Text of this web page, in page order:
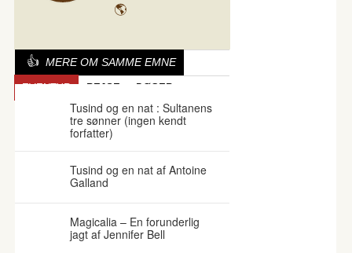
MERE OM SAMME EMNE
EVENTYR REJSE BØGER
Tusind og en nat : Sultanens
tre sønner (ingen kendt
forfatter)
Tusind og en nat af Antoine
Galland
Magicalia – En forunderlig
jagt af Jennifer Bell